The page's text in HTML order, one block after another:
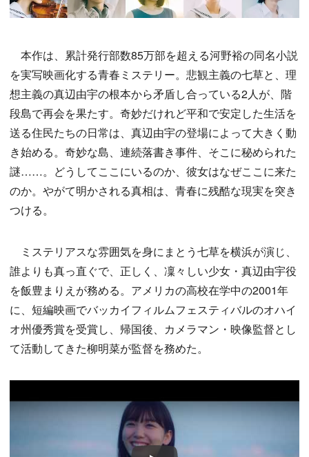
本作は、累計発行部数85万部を超える河野裕の同名小説
を実写映画化する青春ミステリー。悲観主義の七草と、理
想主義の真辺由宇の根本から矛盾し合っている2人が、階
段島で再会を果たす。奇妙だけれど平和で安定した生活を
送る住民たちの日常は、真辺由宇の登場によって大きく動
き始める。奇妙な島、連続落書き事件、そこに秘められた
謎……。どうしてここにいるのか、彼女はなぜここに来た
のか。やがて明かされる真相は、青春に残酷な現実を突き
つける。
ミステリアスな雰囲気を身にまとう七草を横浜が演じ、
誰よりも真っ直ぐで、正しく、凜々しい少女・真辺由宇役
を飯豊まりえが務める。アメリカの高校在学中の2001年
に、短編映画でバッカイフィルムフェスティバルのオハイ
オ州優秀賞を受賞し、帰国後、カメラマン・映像監督とし
て活動してきた柳明菜が監督を務めた。